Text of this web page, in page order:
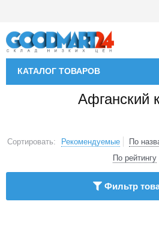
КАТАЛОГ ТОВАРОВ
Афганский
Сортировать: Рекомендуемые По
По рейтингу
Фильтр